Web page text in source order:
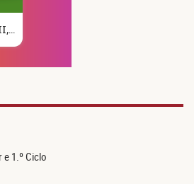
e 1.º Ciclo